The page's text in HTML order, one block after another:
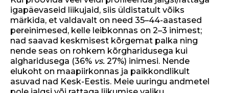
igapäevaseid liikujaid, siis üldistatult võiks
märkida, et valdavalt on need 35–44-aastased
pereinimesed, kelle leibkonnas on 2–3 inimest;
nad saavad keskmisest kõrgemat palka ning
nende seas on rohkem kõrgharidusega kui
algharidusega (36% vs. 27%) inimesi. Nende
elukoht on maapiirkonnas ja paikkondlikult
asuvad nad Kesk-Eestis. Meie uuringu andmetel